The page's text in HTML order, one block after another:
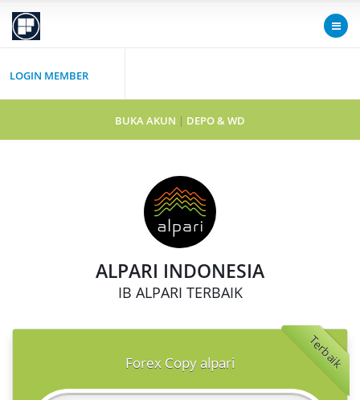
LOGIN MEMBER
BUKA AKUN | DEPO & WD
ALPARI INDONESIA
IB ALPARI TERBAIK
Terbaik
Forex Copy alpari